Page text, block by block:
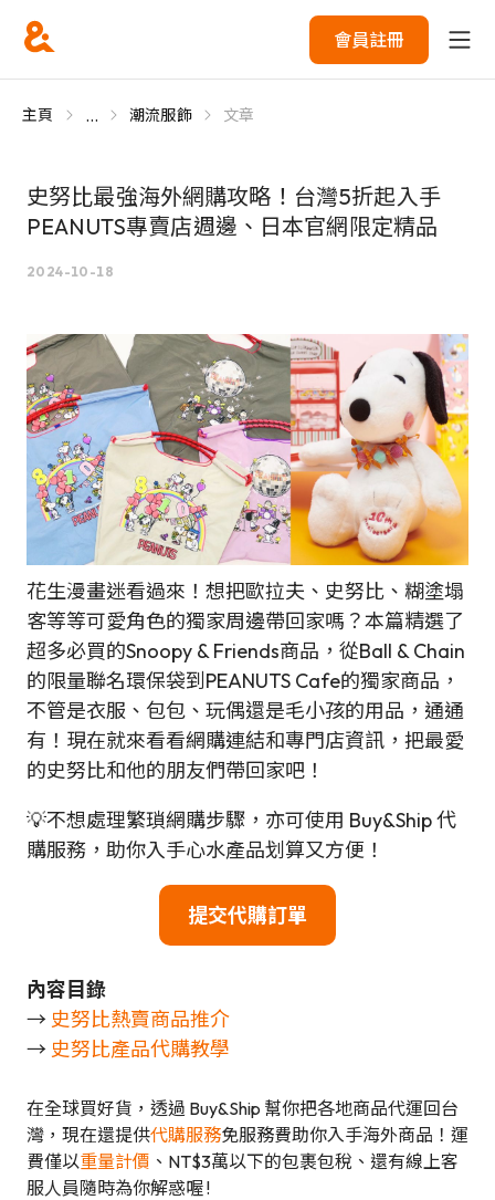
會員註冊
主頁 ... 潮流服飾 文章
史努比最強海外網購攻略！台灣5折起入手
PEANUTS專賣店週邊、日本官網限定精品
2024-10-18
花生漫畫迷看過來！想把歐拉夫、史努比、糊塗塌
客等等可愛角色的獨家周邊帶回家嗎？本篇精選了
超多必買的Snoopy & Friends商品，從Ball & Chain
的限量聯名環保袋到PEANUTS Cafe的獨家商品，
不管是衣服、包包、玩偶還是毛小孩的用品，通通
有！現在就來看看網購連結和專門店資訊，把最愛
的史努比和他的朋友們帶回家吧！
💡不想處理繁瑣網購步驟，亦可使用 Buy&Ship 代
購服務，助你入手心水產品划算又方便！
提交代購訂單
內容目錄
→ 史努比熱賣商品推介
→ 史努比產品代購教學
在全球買好貨，透過 Buy&Ship 幫你把各地商品代運回台
灣，現在還提供代購服務免服務費助你入手海外商品！運
費僅以重量計價 、NT$3萬以下的包裹包稅、還有線上客
服人員隨時為你解惑喔 !